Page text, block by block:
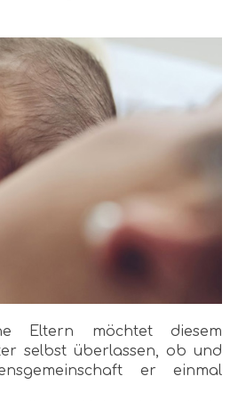
Eltern möchtet diesem
selbst überlassen, ob und
er einmal